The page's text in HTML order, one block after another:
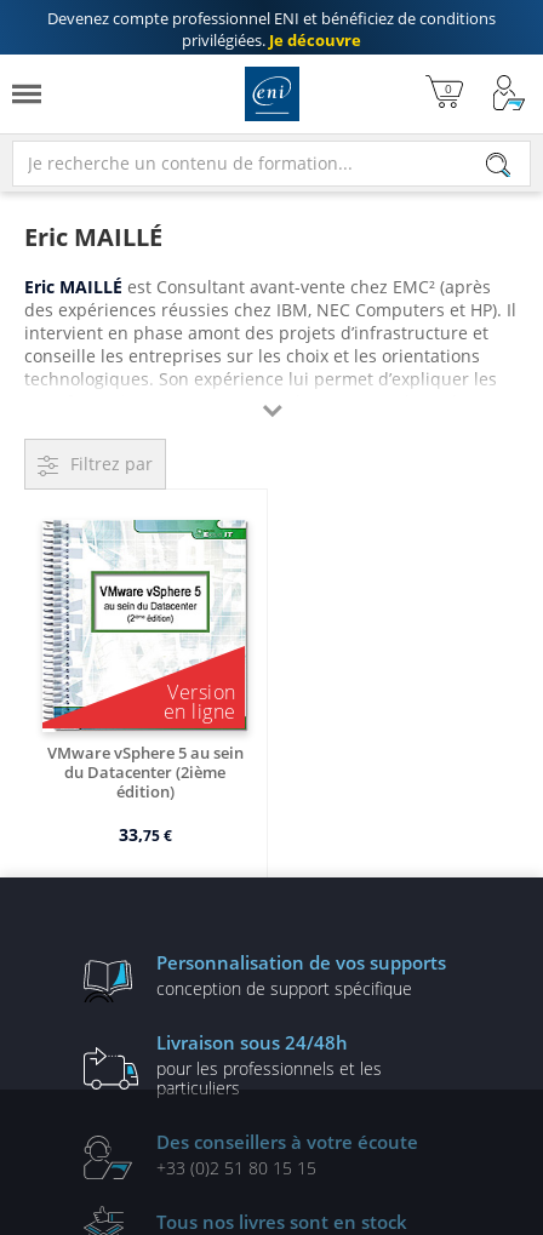
Devenez compte professionnel ENI et bénéficiez deconditions
privilégiées. Je découvre
Eric MAILLÉ
Eric MAILLÉ est Consultant avant-vente chez EMC² (après
des expériences réussies chez IBM, NEC Computers et HP). Il
intervient en phase amont des projets d’infrastructure et
conseille les entreprises sur les choix et les orientations
technologiques. Son expérience lui permet d’expliquer les
transformations que VMware vSphere5 engendre et les
challenges à relever pour éviter les écueils classiques de
mauvais choix d’architecture ou de mauvaise utilisation des
différents composants. Eric Maillé est
VMware VCPetEMC Cloud Architect

Filtrez par
VMware vSphere 5 au sein
du Datacenter (2ième
édition)
33,75 €
Personnalisation de vos supports
conception de support spécifique
Livraison sous 24/48h
pour les professionnels et les
particuliers
Des conseillers à votre écoute
+33 (0)2 51 80 15 15
Tous nos livres sont en stock